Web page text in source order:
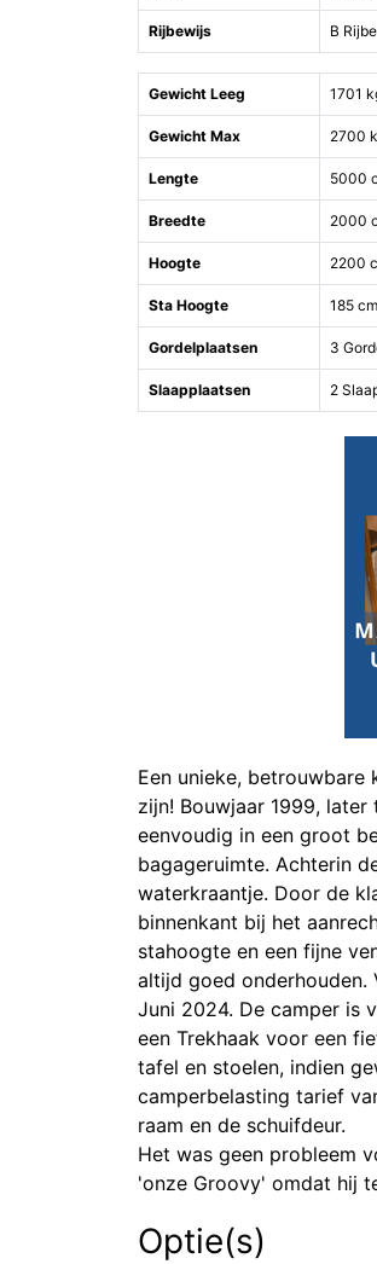
Rijbewijs B
Gewicht Leeg 1701
Gewicht Max 2700
Lengte 5000
Breedte 2000
Hoogte 2200
Sta Hoogte 185 cm
Gordelplaatsen 3
Slaapplaatsen 2
Een unieke, betrouwbare
zijn! Bouwjaar 1999,
eenvoudig in een groot
bagageruimte. Achterin
waterkraantje. Door de
binnenkant bij het
stahoogte en een fijne
altijd goed onderhouden.
Juni 2024. De camper is
een Trekhaak voor een
tafel en stoelen, indien
camperbelasting tarief
raam en de schuifdeur.
Het was geen probleem
'onze Groovy' omdat hij
Optie(s)